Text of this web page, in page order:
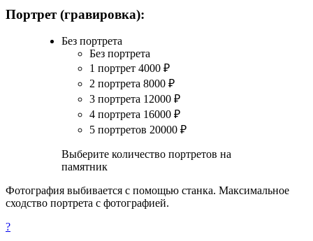
Портрет (гравировка):
Без портрета
Без портрета
1 портрет 4000 ₽
2 портрета 8000 ₽
3 портрета 12000 ₽
4 портрета 16000 ₽
5 портретов 20000 ₽
Выберите количество портретов на
памятник
Фотография выбивается с помощью станка. Максимальное
сходство портрета с фотографией.
?